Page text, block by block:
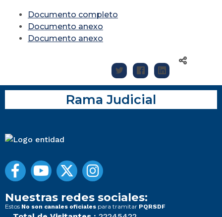
Documento completo
Documento anexo
Documento anexo
Rama Judicial
Nuestras redes sociales:
Estos No son canales oficiales para tramitar PQRSDF